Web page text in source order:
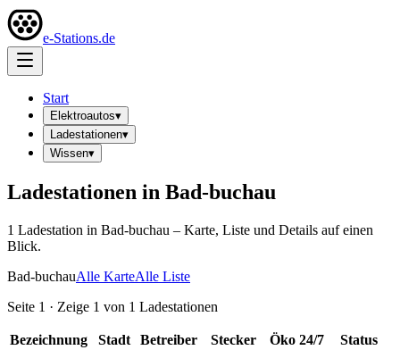
e-Stations.de
Start
Elektroautos▾
Ladestationen▾
Wissen▾
Ladestationen in Bad-buchau
1 Ladestation in Bad-buchau – Karte, Liste und Details auf einen
Blick.
Bad-buchauAlle KarteAlle Liste
Seite 1 · Zeige 1 von 1 Ladestationen
Bezeichnung Stadt Betreiber Stecker Öko 24/7
Status